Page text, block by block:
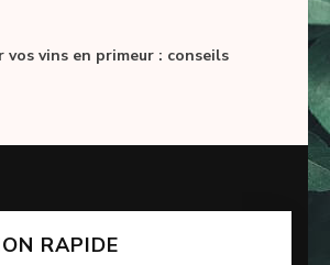
vos vins en primeur : conseils
RAPIDE